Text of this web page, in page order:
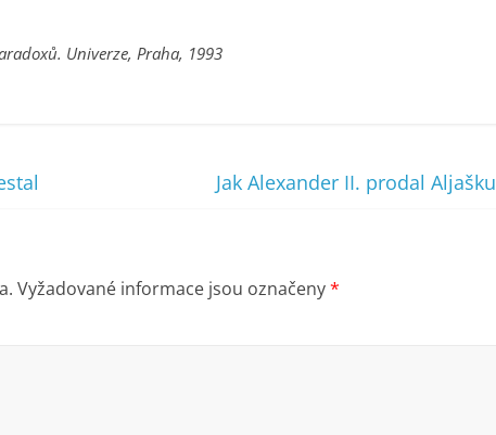
Univerze, Praha, 1993
Jak Alexander II. prodal Aljašku
Vyžadované informace jsou označeny*